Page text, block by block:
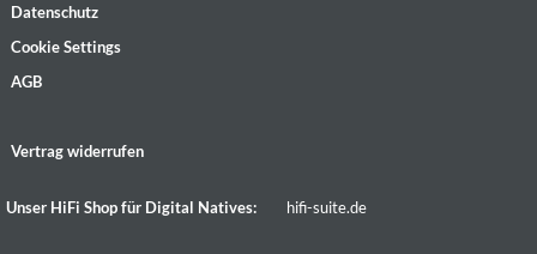
Datenschutz
Cookie Settings
AGB
Vertrag widerrufen
Unser HiFi Shop für Digital Natives: hifi-suite.de